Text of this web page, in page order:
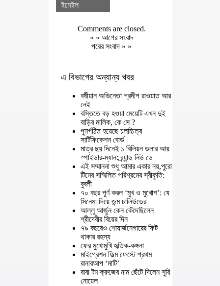
ইমেইল
Comments are closed.
« « আগের সংবাদ
পরের সংবাদ » »
এ বিভাগের অন্যান্য খবর
বর্ষীয়ান অভিনেতা প্রদীপ রাওয়াত আর
নেই
বস্তিতে বড় হওয়া মেয়েটি এখন দুই
বাড়ির মালিক, কে সে ?
পুনর্গঠিত হয়েছে চলচ্চিত্র
সার্টিফিকেশন বোর্ড
মাত্র ছয় দিনেই ১ বিলিয়ন ডলার আয়
স্পাইডার-ম্যান: ব্র্যান্ড নিউ ডে
এই সম্মাননা শুধু আমার একার নয়,পুরো
টিমের সম্মিলিত পরিশ্রমের স্বীকৃতি:
বুবলী
৭০ বছর পূর্ণ করল ‘মুখ ও মুখোশ’: যে
সিনেমা দিয়ে জন্ম ঢালিউডের
আল্লু আর্জুন কেন কেঁদেছিলেন
শ্রীদেবীর বিয়ের দিন
৭৯ বছরেও শোয়ার্জনেগারের ফিট
থাকার রহস্য
ফের মুখোমুখি হৃতিক-কঙ্গনা
মাইগ্রেশন ফিল্ম ফেস্টে প্রথম
রানারআপ ‘মাটি’
বাবা টম ক্রুজের নাম ছেঁটে দিলেন সুরি
নোয়েল